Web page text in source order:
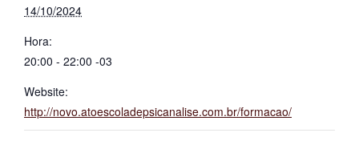
14/10/2024
Hora:
20:00 - 22:00 -03
Website:
http://novo.atoescoladepsicanalise.com.br/formacao/